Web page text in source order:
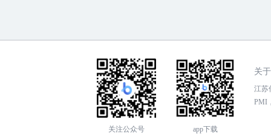
关注公众号 app下载
关
江苏
PMI